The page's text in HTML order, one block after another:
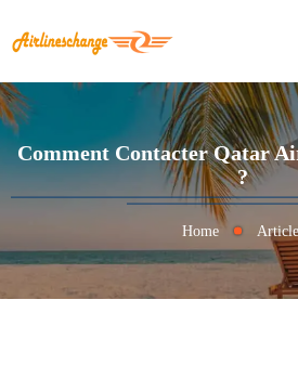
Comment Contacter Qatar
?
Home